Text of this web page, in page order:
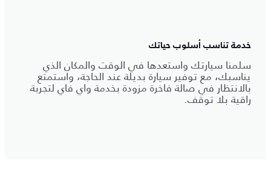
خدمة تناسب أسلوب حياتك
سلمنا سيارتك واستعدها في الوقت والمكان الذي
يناسبك، مع توفير سيارة بديلة عند الحاجة، واستمتع
بالانتظار في صالة فاخرة مزودة بخدمة واي فاي لتجربة
راقية بلا توقف.